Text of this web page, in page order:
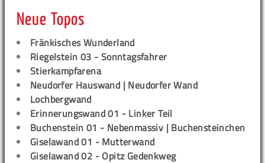
Neue Topos
Fränkisches Wunderland
Riegelstein 03 - Sonntagsfahrer
Stierkampfarena
Neudorfer Hauswand | Neudorfer Wand
Lochbergwand
Erinnerungswand 01 - Linker Teil
Buchenstein 01 - Nebenmassiv | Buchensteinchen
Giselawand 01 - Mutterwand
Giselawand 02 - Opitz Gedenkweg